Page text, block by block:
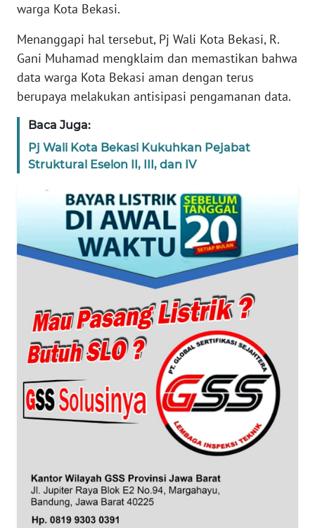
warga Kota Bekasi.
Menanggapi hal tersebut, Pj Wali Kota Bekasi, R.
Gani Muhamad mengklaim dan memastikan bahwa
data warga Kota Bekasi aman dengan terus
berupaya melakukan antisipasi pengamanan data.
Baca Juga:
Pj Wali Kota Bekasi Kukuhkan Pejabat
Struktural Eselon II, III, dan IV
DISCLAIMER
Wahana
Regional
SUMUT
WN
JABAR
BANTEN
WN
NTT
WN
KEPRI
WN
PAPUA